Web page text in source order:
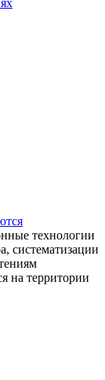
технологии
систематизации
на территории